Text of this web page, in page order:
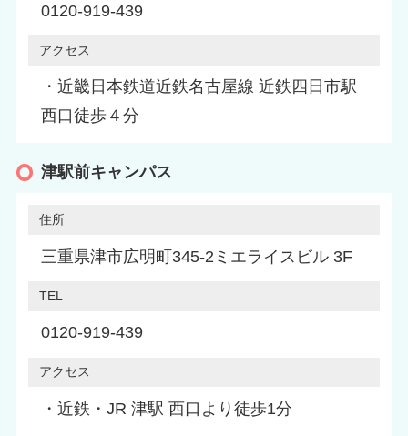
0120-919-439
アクセス
・近畿日本鉄道近鉄名古屋線 近鉄四日市駅
西口徒歩４分
津駅前キャンパス
住所
三重県津市広明町345-2ミエライスビル 3F
TEL
0120-919-439
アクセス
・近鉄・JR 津駅 西口より徒歩1分